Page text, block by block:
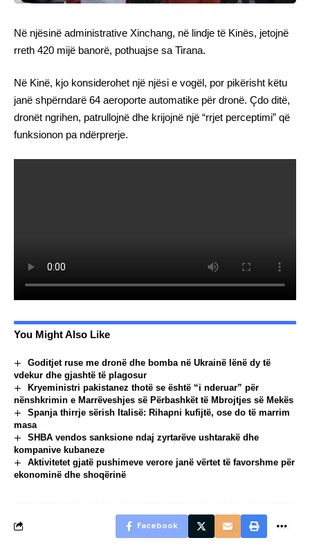
Në njësinë administrative Xinchang, në lindje të Kinës, jetojnë
rreth 420 mijë banorë, pothuajse sa Tirana.
Në Kinë, kjo konsiderohet një njësi e vogël, por pikërisht këtu
janë shpërndarë 64 aeroporte automatike për dronë. Çdo ditë,
dronët ngrihen, patrullojnë dhe krijojnë një “rrjet perceptimi” që
funksionon pa ndërprerje.
You Might Also Like
Goditjet ruse me dronë dhe bomba në Ukrainë lënë dy të
vdekur dhe gjashtë të plagosur
Kryeministri pakistanez thotë se është “i nderuar” për
nënshkrimin e Marrëveshjes së Përbashkët të Mbrojtjes së Mekës
Spanja thirrje sërish Italisë: Rihapni kufijtë, ose do të marrim
masa
SHBA vendos sanksione ndaj zyrtarëve ushtarakë dhe
kompanive kubaneze
Aktivitetet gjatë pushimeve verore janë vërtet të favorshme për
ekonominë dhe shoqërinë
Facebook